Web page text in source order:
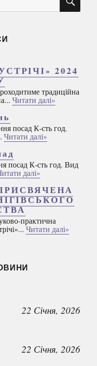
2024
традиційна
Читати далі»
посад К-сть год.
Читати далі»
посад К-сть год. Вид
далі»
практична
Читати далі»
22 Січня, 2026
22 Січня, 2026